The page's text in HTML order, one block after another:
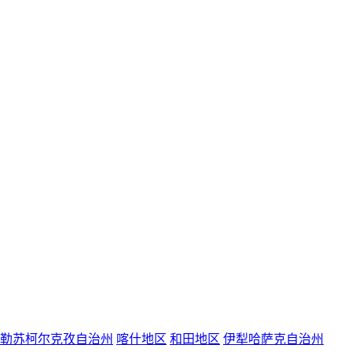
苏柯尔克孜自治州 喀什地区 和田地区 伊犁哈萨克自治州